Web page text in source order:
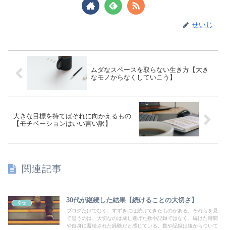
せいじ
ムダなスペースを取らない生き方【大き
なモノからなくしていこう】
大きな目標を持てばそれに向かえるもの
【モチベーションはいい言い訳】
関連記事
幸せ 30代が継続した結果【続けることの大切さ】
ブログだけでなく、すずきには続けてきたものがある。それらを見
て思うのは、大切なのは成し遂げた数や記録ではなく、続けた時間
や自身に蓄積された経験だと感じている。数や記録は後からついて